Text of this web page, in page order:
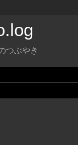
つぶやき